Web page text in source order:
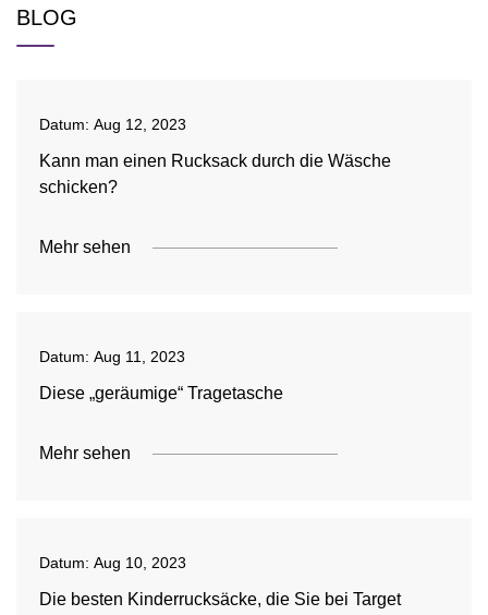
BLOG
Datum: Aug 12, 2023
Kann man einen Rucksack durch die Wäsche
schicken?
Mehr sehen
Datum: Aug 11, 2023
Diese „geräumige“ Tragetasche
Mehr sehen
Datum: Aug 10, 2023
Die besten Kinderrucksäcke, die Sie bei Target